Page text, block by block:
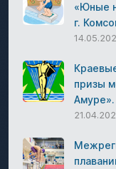
«Юные
г.
призы
Амуре».